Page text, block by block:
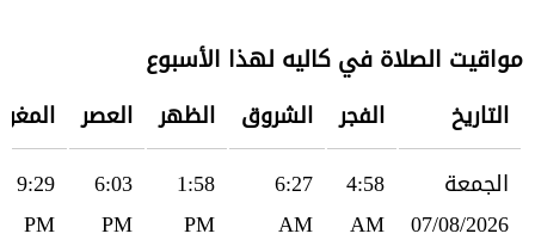
مواقيت الصلاة في كاليه لهذا الأسبوع
التاريخ الفجر الشروق الظهر العصر
الجمعة
07/08/2026
4:58
AM
6:27
AM
1:58
PM
6:03
PM
9:29
PM